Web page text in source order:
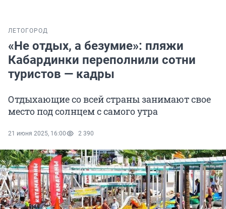
ЛЕТО ГОРОД
«Не отдых, а безумие»: пляжи
Кабардинки переполнили сотни
туристов — кадры
Отдыхающие со всей страны занимают свое
место под солнцем с самого утра
21 июня 2025, 16:00 2 390